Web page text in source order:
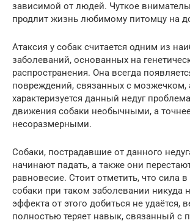
зависимой от людей. Чуткое
продлит жизнь любимому питомцу на
Атаксия у собак считается одним из
заболеваний, основанных на
распространения. Она всегда
повреждений, связанных с мозжечком,
характеризуется данный недуг
движения собаки необычными, а
несоразмерными.
Собаки, пострадавшие от данного
начинают падать, а также они
равновесие. Стоит отметить, что сила в
собаки при таком заболевании никуда
эффекта от этого добиться не удаётся,
полностью теряет навык, связанный с